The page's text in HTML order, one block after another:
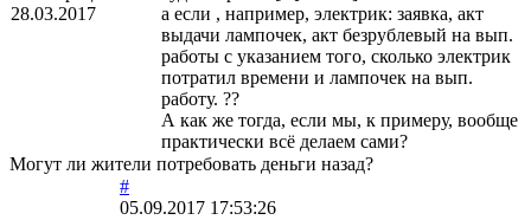
28.03.2017
а если , например, электрик: заявка, акт
выдачи лампочек, акт безрублевый на вып.
работы с указанием того, сколько электрик
потратил времени и лампочек на вып.
работу. ??
А как же тогда, если мы, к примеру, вообще
практически всё делаем сами?
Могут ли жители потребовать деньги назад?
#
05.09.2017 17:53:26